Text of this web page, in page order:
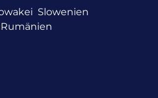
Slowenien
Rumänien